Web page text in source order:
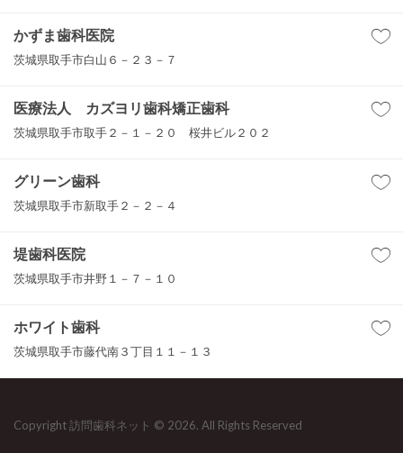
かずま歯科医院
茨城県取手市白山６－２３－７
医療法人 カズヨリ歯科矯正歯科
茨城県取手市取手２－１－２０ 桜井ビル２０２
グリーン歯科
茨城県取手市新取手２－２－４
堤歯科医院
茨城県取手市井野１－７－１０
ホワイト歯科
茨城県取手市藤代南３丁目１１－１３
Copyright 訪問歯科ネット © 2026. All Rights Reserved